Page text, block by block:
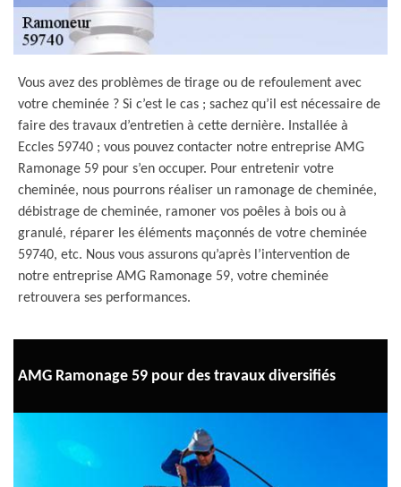
Vous avez des problèmes de tirage ou de refoulement avec
votre cheminée ? Si c’est le cas ; sachez qu’il est nécessaire de
faire des travaux d’entretien à cette dernière. Installée à
Eccles 59740 ; vous pouvez contacter notre entreprise AMG
Ramonage 59 pour s’en occuper. Pour entretenir votre
cheminée, nous pourrons réaliser un ramonage de cheminée,
débistrage de cheminée, ramoner vos poêles à bois ou à
granulé, réparer les éléments maçonnés de votre cheminée
59740, etc. Nous vous assurons qu’après l’intervention de
notre entreprise AMG Ramonage 59, votre cheminée
retrouvera ses performances.
AMG Ramonage 59 pour des travaux diversifiés